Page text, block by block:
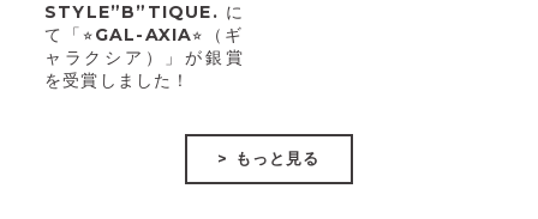
STYLE”B”TIQUE.に
て「⭐︎GAL-AXIA⭐︎（ギ
ャラクシア）」が銀賞
を受賞しました！
> もっと見る